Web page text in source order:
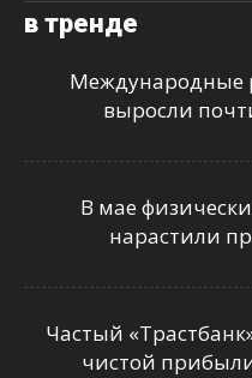
в тренде
Международные
выросли
В мае
нарастили
Частый
чистой